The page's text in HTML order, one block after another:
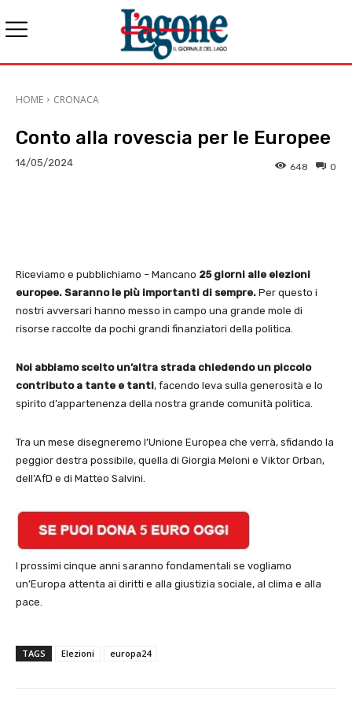
HOME CRONACA
Conto alla rovescia per le Europee
14/05/2024 0
648
Riceviamo e pubblichiamo – Mancano 25 giorni alle elezioni
europee. Saranno le più importanti di sempre. Per questo i
nostri avversari hanno messo in campo una grande mole di
risorse raccolte da pochi grandi finanziatori della politica.
Noi abbiamo scelto un’altra strada chiedendo un piccolo
contributo a tante e tanti, facendo leva sulla generosità e lo
spirito d’appartenenza della nostra grande comunità politica.
Tra un mese disegneremo l’Unione Europea che verrà, sfidando la
peggior destra possibile, quella di Giorgia Meloni e Viktor Orban,
dell’AfD e di Matteo Salvini.
I prossimi cinque anni saranno fondamentali se vogliamo
un’Europa attenta ai diritti e alla giustizia sociale, al clima e alla
pace.
TAGS Elezioni europa24